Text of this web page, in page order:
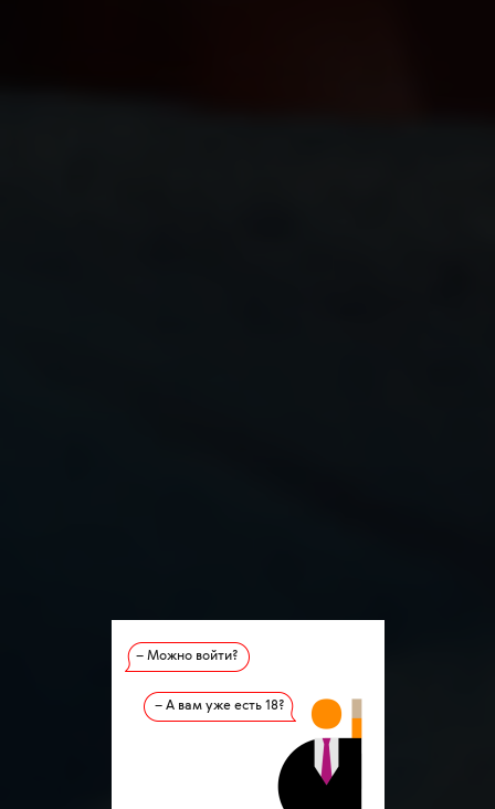
– Можно войти?
– А вам уже есть 18?